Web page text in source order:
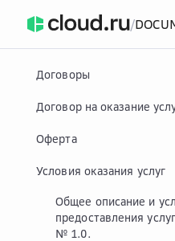
/
Договоры
Договор на оказание
Оферта
Условия оказания услуг
Общее описание и
предоставления
№ 1.0.